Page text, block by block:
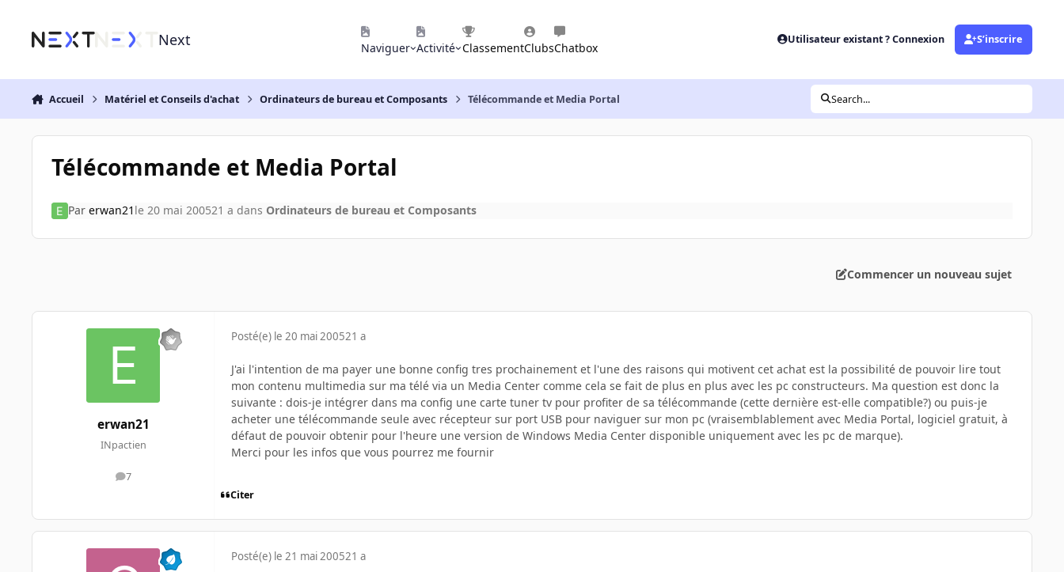
Next Naviguer Activité ClassementClubsChatbox
Utilisateur existant ? Connexion S’inscrire
Accueil Matériel et Conseils d'achat Ordinateurs de bureau et Composants Télécommande et Media Portal Search...
Télécommande et Media Portal
Par erwan21 le 20 mai 200521 a dans Ordinateurs de bureau et Composants
Commencer un nouveau sujet
erwan21
INpactien
7
messages
Posté(e) le 20 mai 200521 a
J'ai l'intention de ma payer une bonne config tres prochainement et l'une des raisons qui motivent cet achat est la possibilité de pouvoir lire tout
mon contenu multimedia sur ma télé via un Media Center comme cela se fait de plus en plus avec les pc constructeurs. Ma question est donc la
suivante : dois-je intégrer dans ma config une carte tuner tv pour profiter de sa télécommande (cette dernière est-elle compatible?) ou puis-je
acheter une télécommande seule avec récepteur sur port USB pour naviguer sur mon pc (vraisemblablement avec Media Portal, logiciel gratuit, à
défaut de pouvoir obtenir pour l'heure une version de Windows Media Center disponible uniquement avec les pc de marque).
Merci pour les infos que vous pourrez me fournir
Citer
Posté(e) le 21 mai 200521 a